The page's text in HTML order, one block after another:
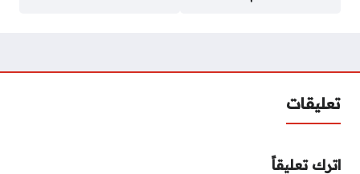
تعليقات
اترك تعليقاً